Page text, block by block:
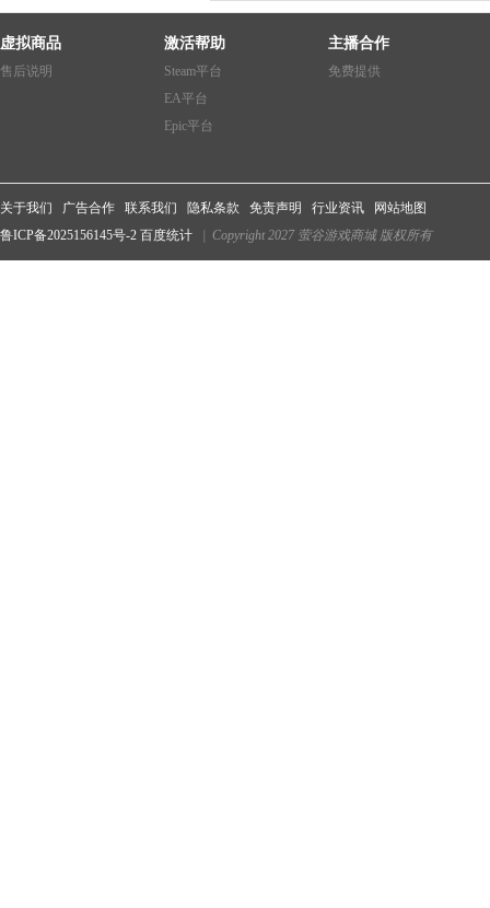
虚拟商品
售后说明
激活帮助
Steam平台
EA平台
Epic平台
主播合作
免费提供
关于我们 广告合作 联系我们 隐私条款 免责声明 行业资讯
网站地图
鲁ICP备2025156145号-2 百度统计 | Copyright 2027 萤谷游戏商城 版权所有